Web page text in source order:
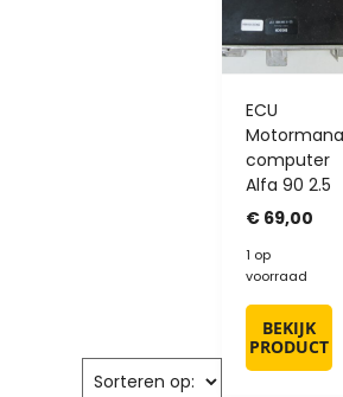
ECU
computer
Alfa 90 2.5
€69,00
1 op
voorraad
BEKIJK
PRODUCT